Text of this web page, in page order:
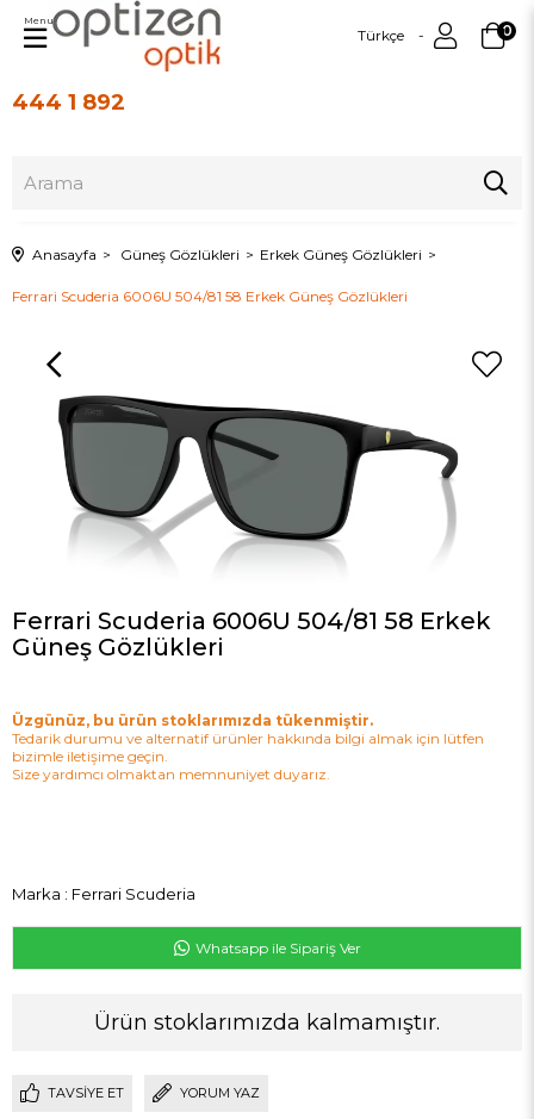
444 1 892
Türkçe 0
Menu
Anasayfa Güneş Gözlükleri Erkek Güneş Gözlükleri
Ferrari Scuderia 6006U 504/81 58 Erkek Güneş Gözlükleri
Ferrari Scuderia 6006U 504/81 58 Erkek
Güneş Gözlükleri
Üzgünüz, bu ürün stoklarımızda tükenmiştir.
Tedarik durumu ve alternatif ürünler hakkında bilgi almak için lütfen
bizimle iletişime geçin.
Size yardımcı olmaktan memnuniyet duyarız.
Marka : Ferrari Scuderia
Whatsapp ile Sipariş Ver
Ürün stoklarımızda kalmamıştır.
TAVSIYE ET YORUM YAZ